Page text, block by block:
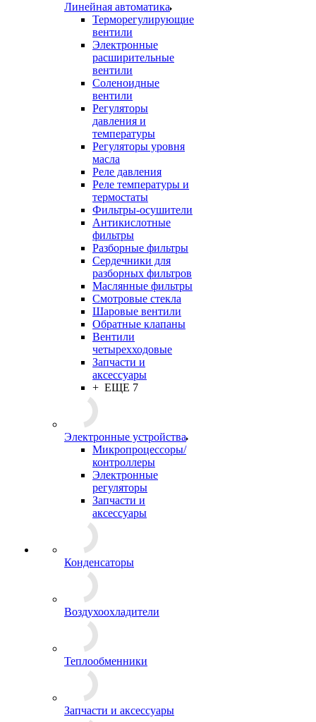
Линейная автоматика
Терморегулирующие
вентили
Электронные
расширительные
вентили
Соленоидные
вентили
Регуляторы
давления и
температуры
Регуляторы уровня
масла
Реле давления
Реле температуры и
термостаты
Фильтры-осушители
Антикислотные
фильтры
Разборные фильтры
Сердечники для
разборных фильтров
Маслянные фильтры
Смотровые стекла
Шаровые вентили
Обратные клапаны
Вентили
четырехходовые
Запчасти и
аксессуары
+ ЕЩЕ 7
Электронные устройства
Микропроцессоры/
контроллеры
Электронные
регуляторы
Запчасти и
аксессуары
Конденсаторы
Воздухоохладители
Теплообменники
Запчасти и аксессуары